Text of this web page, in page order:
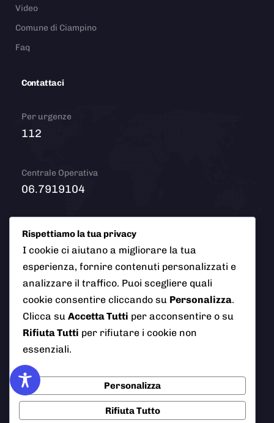
Video
Comune di Ciampino
Faq
Contattaci
Per urgenze
112
Centrale Operativa
06.7919104
Email
info@polizialocaleciampino.it
© 2026 Polizia Locale del Comune di Ciampino (Roma). Tutti
i diritti riservati
AI Info Privacy Policy Note Legali
Cookie Policy
Rispettiamo la tua privacy
I cookie ci aiutano a migliorare la tua
esperienza, fornire contenuti personalizzati e
analizzare il traffico. Puoi scegliere quali
cookie consentire cliccando su Personalizza.
Clicca su Accetta Tutti per acconsentire o su
Rifiuta Tutti per rifiutare i cookie non
essenziali.
Personalizza
Rifiuta Tutto